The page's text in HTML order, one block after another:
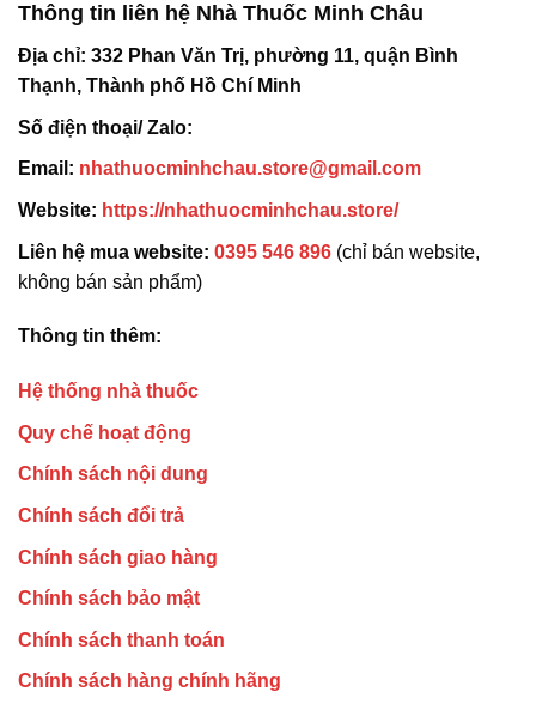
Thông tin liên hệ Nhà Thuốc Minh Châu
Địa chỉ: 332 Phan Văn Trị, phường 11, quận Bình
Thạnh, Thành phố Hồ Chí Minh
Số điện thoại/ Zalo:
Email: nhathuocminhchau.store@gmail.com
Website: https://nhathuocminhchau.store/
Liên hệ mua website: 0395 546 896 (chỉ bán website,
không bán sản phẩm)
Thông tin thêm:
Hệ thống nhà thuốc
Quy chế hoạt động
Chính sách nội dung
Chính sách đổi trả
Chính sách giao hàng
Chính sách bảo mật
Chính sách thanh toán
Chính sách hàng chính hãng